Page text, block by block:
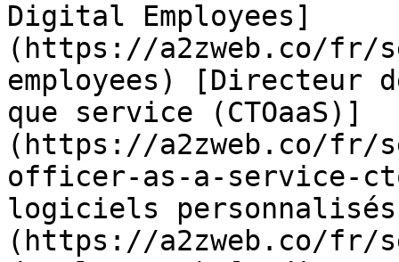
Digital Employees]
(https://a2zweb.co/
employees) [Directeur
que service (CTOaaS)]
(https://a2zweb.co/fr/
officer-as-a-service-
logiciels
(https://a2zweb.co/fr/